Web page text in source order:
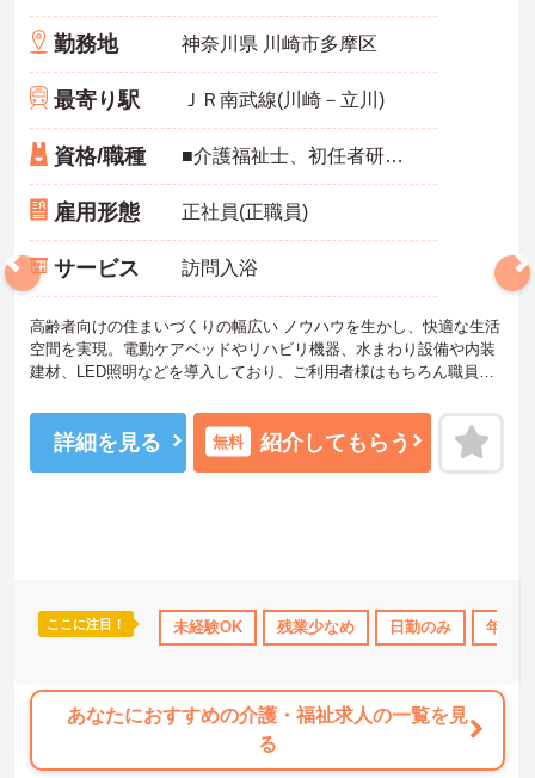
ポート 研修制度あり 産休･育休･介護休暇取得実績あり ボー
勤務地 神奈川県 川崎市多摩区
最寄り駅 ＪＲ南武線(川崎－立川)
資格/職種 ■介護福祉士、初任者研修（ヘルパー2級）、実務者研修（ヘルパー1級）、介護職員基礎研修、社会福祉主事任用、介護支援専門員のいずれか。※普通自動車免許（ＡＴ限定可）必須
雇用形態 正社員(正職員)
サービス 訪問入浴
高齢者向けの住まいづくりの幅広い ノウハウを生かし、快適な生活
空間を実現。電動ケアベッドやリハビリ機器、水まわり設備や内装
建材、LED照明などを導入しており、ご利用者様はもちろん職員も
ください。
詳細を見る 無料 紹介してもらう
ここに注目！ 未経験OK 残業少なめ 日勤のみ 年間
あなたにおすすめの介護・福祉求人の一覧を見
る